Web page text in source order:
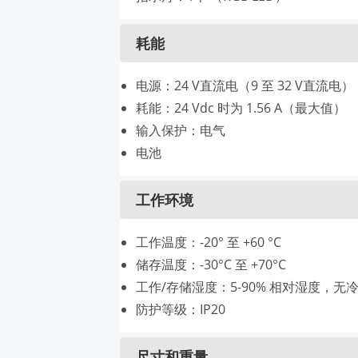
耗能
电源：24 V直流电（9 至 32 V直流电）
耗能：24 Vdc 时为 1.56 A（最大值）
输入保护：电气
电池
工作环境
工作温度：-20° 至 +60 °C
储存温度：-30°C 至 +70°C
工作/存储湿度：5-90% 相对湿度，无
防护等级：IP20